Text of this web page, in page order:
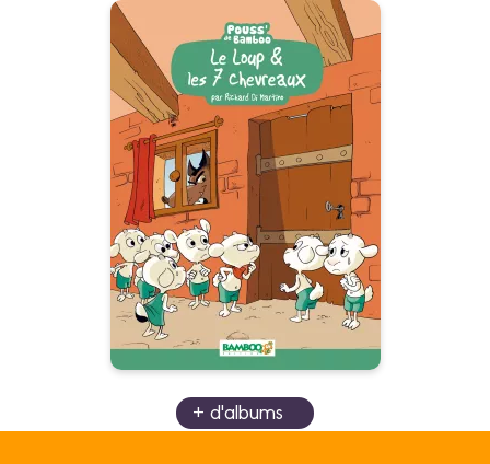
Le Loup et les 7
chevreaux
Date de parution :
02/10/2013
+ d'albums